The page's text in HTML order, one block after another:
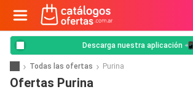
Descarga nuestra aplicación 📲
Todas las ofertas Purina
Ofertas Purina